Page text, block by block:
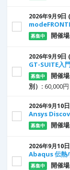
2026年9月9日
募集中 開催
2026年9月9日
GT-SUITE入
募集中 開催
別）: 60,000円
2026年9月10日
Ansys
募集中 開催
2026年9月10日
Abaqus 伝熱/
募集中 開催